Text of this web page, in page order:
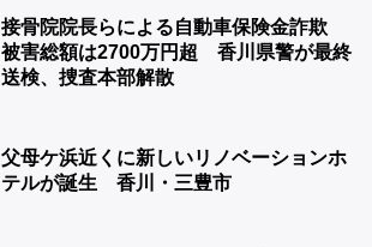
接骨院院長らによる自動車保険金詐欺
被害総額は2700万円超 香川県警が最終
送検、捜査本部解散
父母ケ浜近くに新しいリノベーションホ
テルが誕生 香川・三豊市